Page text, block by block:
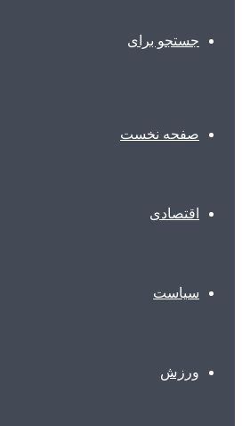
جستجو برای
صفحه نخست
اقتصادی
سیاست
ورزش